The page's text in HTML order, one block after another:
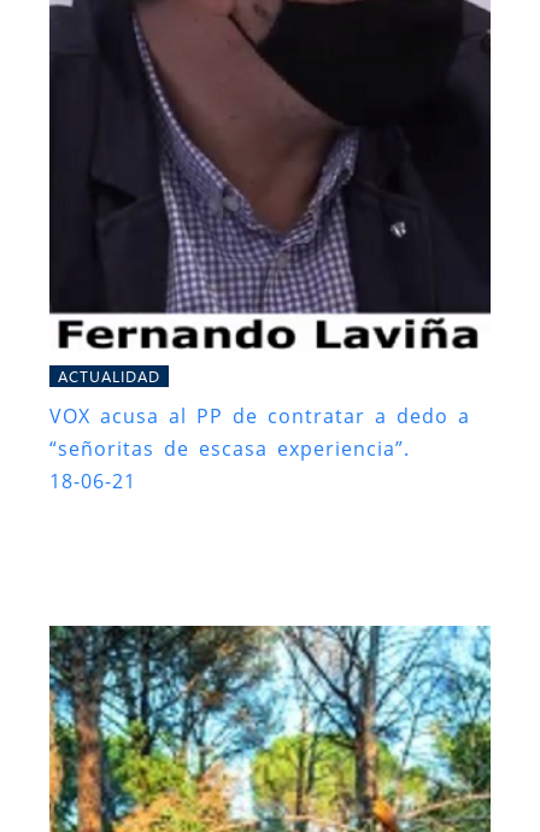
ACTUALIDAD
VOX acusa al PP de contratar a dedo a
“señoritas de escasa experiencia”.
18-06-21